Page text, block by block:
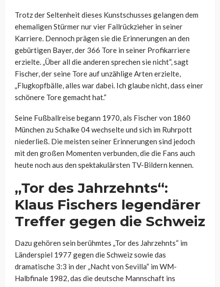
Trotz der Seltenheit dieses Kunstschusses gelangen dem
ehemaligen Stürmer nur vier Fallrückzieher in seiner
Karriere. Dennoch prägen sie die Erinnerungen an den
gebürtigen Bayer, der 366 Tore in seiner Profikarriere
erzielte. „Über all die anderen sprechen sie nicht“, sagt
Fischer, der seine Tore auf unzählige Arten erzielte,
„Flugkopfbälle, alles war dabei. Ich glaube nicht, dass einer
schönere Tore gemacht hat.“
Seine Fußballreise begann 1970, als Fischer von 1860
München zu Schalke 04 wechselte und sich im Ruhrpott
niederließ. Die meisten seiner Erinnerungen sind jedoch
mit den großen Momenten verbunden, die die Fans auch
heute noch aus den spektakulärsten TV-Bildern kennen.
„Tor des Jahrzehnts“:
Klaus Fischers legendärer
Treffer gegen die Schweiz
Dazu gehören sein berühmtes „Tor des Jahrzehnts“ im
Länderspiel 1977 gegen die Schweiz sowie das
dramatische 3:3 in der „Nacht von Sevilla“ im WM-
Halbfinale 1982, das die deutsche Mannschaft ins